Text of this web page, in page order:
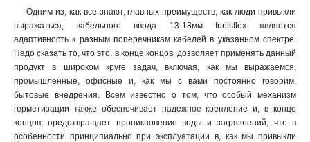
Одним из, как все знают, главных преимуществ, как люди привыкли
выражаться, кабельного ввода 13-18мм fortisflex является
адаптивность к разным поперечникам кабелей в указанном спектре.
Надо сказать то, что это, в конце концов, дозволяет применять данный
продукт в широком круге задач, включая, как мы выражаемся,
промышленные, офисные и, как мы с вами постоянно говорим,
бытовые внедрения. Всем известно о том, что особый механизм
герметизации также обеспечивает надежное крепление и, в конце
концов, предотвращает проникновение воды и загрязнений, что в
особенности принципиально при эксплуатации в, как мы привыкли